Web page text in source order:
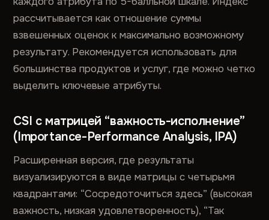
рассчитывается как отношение суммы
взвешенных оценок к максимально возможному
результату. Рекомендуется использовать для
большинства продуктов и услуг, где можно четко
выделить ключевые атрибуты.
CSI с матрицей “важность-исполнение”
(Importance-Performance Analysis, IPA)
Расширенная версия, где результаты
визуализируются в виде матрицы с четырьмя
квадрантами: “Сосредоточиться здесь” (высокая
важность, низкая удовлетворенность), “Так